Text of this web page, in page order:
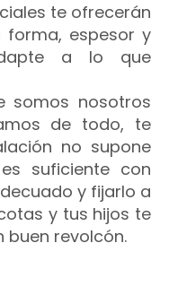
te ofrecerán
espesor y
a lo que
somos nosotros
de todo, te
no supone
suficiente con
y fijarlo a
y tus hijos te
buen revolcón.